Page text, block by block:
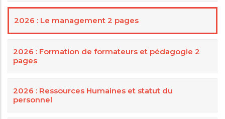
2026 : Le management 2 pages
2026 : Formation de formateurs et pédagogie 2
pages
2026 : Ressources Humaines et statut du
personnel